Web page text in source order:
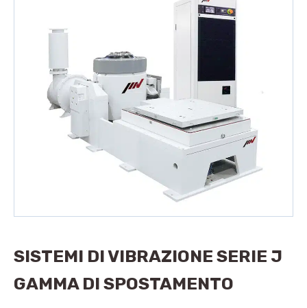
SISTEMI DI VIBRAZIONE SERIE J
GAMMA DI SPOSTAMENTO